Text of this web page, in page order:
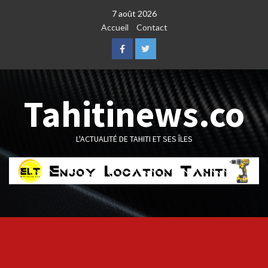
7 août 2026
Accueil
Contact
FacebookTwitter
Tahitinews.co
L'ACTUALITÉ DE TAHITI ET SES ÎLES